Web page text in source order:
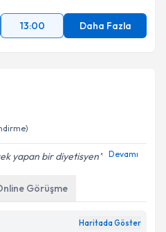
13:00 Daha Fazla
yapan bir diyetisyen Devamı
Görüşme
Haritada Göster